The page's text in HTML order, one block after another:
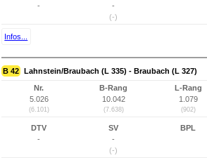
-
-
(-)
Infos...
B 42 Lahnstein/Braubach (L 335) - Braubach (L 327)
Nr.
5.026
(6.101)
B-Rang
10.042
(7.638)
L-Rang
1.079
(902)
DTV
-
SV
-
(-)
BPL